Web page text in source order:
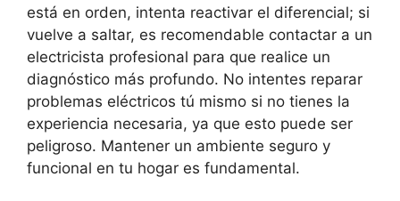
está en orden, intenta reactivar el diferencial; si
vuelve a saltar, es recomendable contactar a un
electricista profesional para que realice un
diagnóstico más profundo. No intentes reparar
problemas eléctricos tú mismo si no tienes la
experiencia necesaria, ya que esto puede ser
peligroso. Mantener un ambiente seguro y
funcional en tu hogar es fundamental.